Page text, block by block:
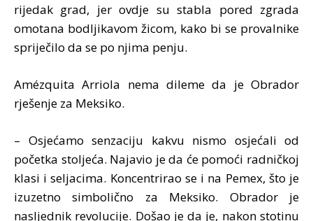
rijedak grad, jer ovdje su stabla pored zgrada
omotana bodljikavom žicom, kako bi se provalnike
spriječilo da se po njima penju.
Amézquita Arriola nema dileme da je Obrador
rješenje za Meksiko.
– Osjećamo senzaciju kakvu nismo osjećali od
početka stoljeća. Najavio je da će pomoći radničkoj
klasi i seljacima. Koncentrirao se i na Pemex, što je
izuzetno simbolično za Meksiko. Obrador je
nasljednik revolucije. Došao je da je, nakon stotinu